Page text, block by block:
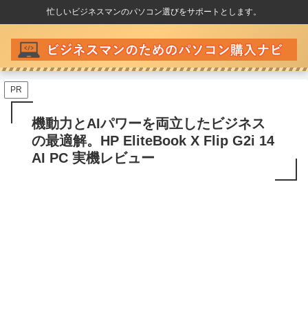
忙しいビジネスマンのパソコン選びをサポートとします。
PR
機動力とAIパワーを両立したビジネス
の最適解。HP EliteBook X Flip G2i 14
AI PC 実機レビュー